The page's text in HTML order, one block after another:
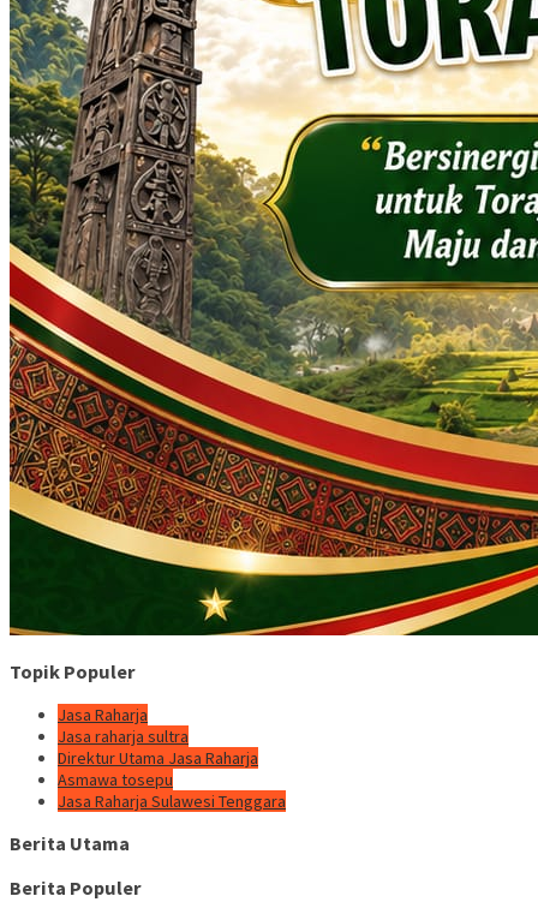
Topik Populer
Jasa Raharja
Jasa raharja sultra
Direktur Utama Jasa Raharja
Asmawa tosepu
Jasa Raharja Sulawesi Tenggara
Berita Utama
Berita Populer